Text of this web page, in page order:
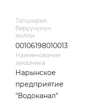
Тапшырык
берүүчүнүн
ЖИНи
00106198010013
Наименование
заказчика
Нарынское
предприятие
"Водоканал"